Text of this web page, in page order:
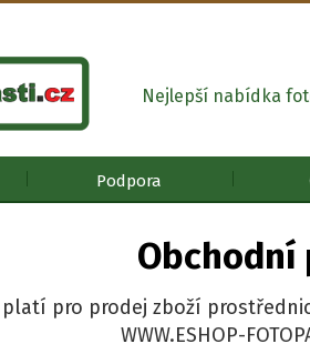
Nejlepší nabídka
Podpora
Obchodní
pro prodej zboží
WWW.ESHOP-